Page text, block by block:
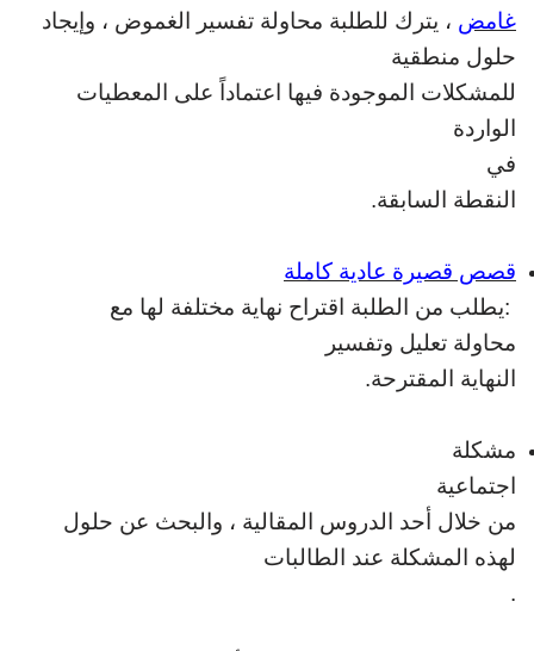
غامض ، يترك للطلبة محاولة تفسير
الغموض ، وإيجاد
حلول منطقية
للمشكلات الموجودة فيها اعتماداً على المعطيات
الواردة
في
النقطة السابقة.
قصص قصيرة عادية كاملة
:يطلب من الطلبة اقتراح نهاية مختلفة لها مع
محاولة تعليل وتفسير
النهاية المقترحة.
مشكلة
اجتماعية
من خلال أحد الدروس المقالية ، والبحث عن حلول
لهذه المشكلة عند الطالبات
.